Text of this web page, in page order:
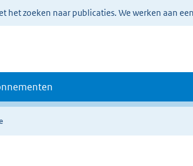
het zoeken naar publicaties. We werken aan